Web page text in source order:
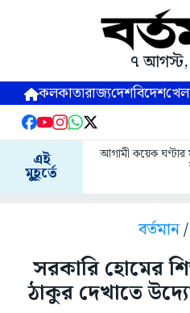
৭
কলকাতারাজ্যদেশবিদেশ
এই
মুহূর্তে
আগামী কয়েক ঘণ্টার
বর্তমান
সরকারি হোমের
ঠাকুর দেখাতে